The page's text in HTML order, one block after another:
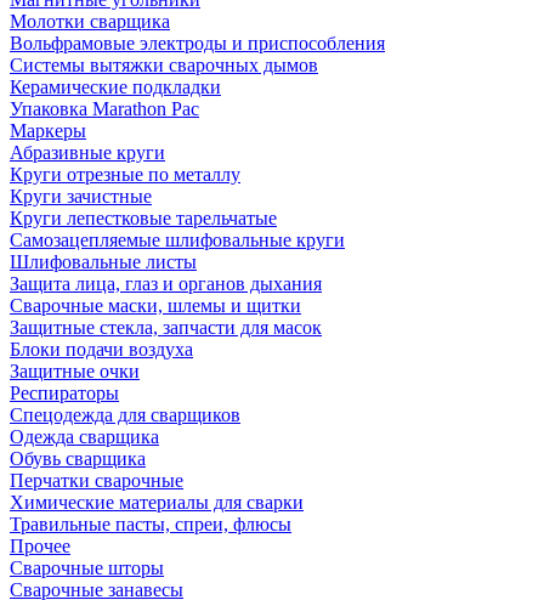
Молотки сварщика
Вольфрамовые электроды и приспособления
Системы вытяжки сварочных дымов
Керамические подкладки
Упаковка Marathon Pac
Маркеры
Абразивные круги
Круги отрезные по металлу
Круги зачистные
Круги лепестковые тарельчатые
Самозацепляемые шлифовальные круги
Шлифовальные листы
Защита лица, глаз и органов дыхания
Сварочные маски, шлемы и щитки
Защитные стекла, запчасти для масок
Блоки подачи воздуха
Защитные очки
Респираторы
Спецодежда для сварщиков
Одежда сварщика
Обувь сварщика
Перчатки сварочные
Химические материалы для сварки
Травильные пасты, спреи, флюсы
Прочее
Сварочные шторы
Сварочные занавесы